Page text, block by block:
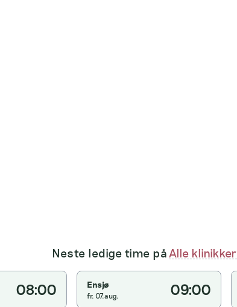
Neste ledige time påAlle klinikker
08:00 Ensjø
fr. 07.aug. 09:00